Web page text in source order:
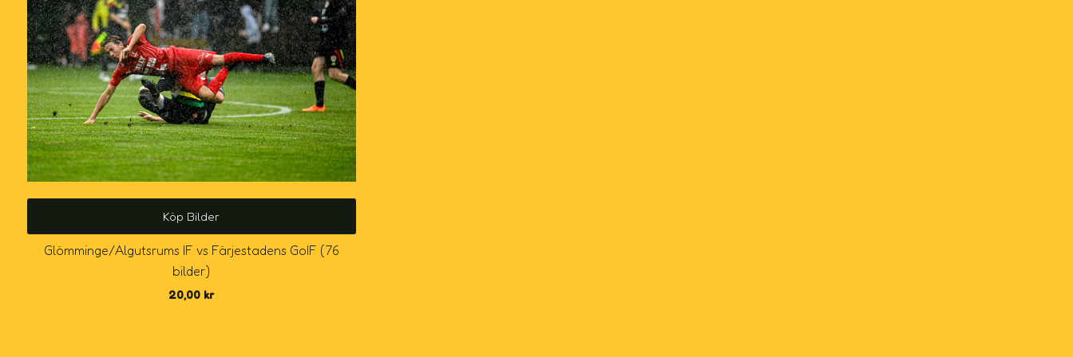
Köp Bilder
Glömminge/Algutsrums IF vs Färjestadens GoIF (76
bilder)
20,00 kr